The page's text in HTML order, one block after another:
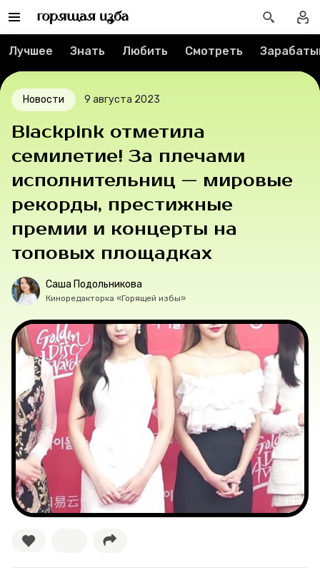
Контакты
О проекте
Мерч
О компании
Лучшее
Тесты
Секспросвет
Великие женщины
Тренды
Ваши истории
Лучшее Знать Любить Смотреть
Новости 9 августа 2023
Blackpink отметила
семилетие! За плечами
исполнительниц — мировые
рекорды, престижные
премии и концерты на
топовых площадках
Саша Подольникова
Киноредакторка «Горящей избы»